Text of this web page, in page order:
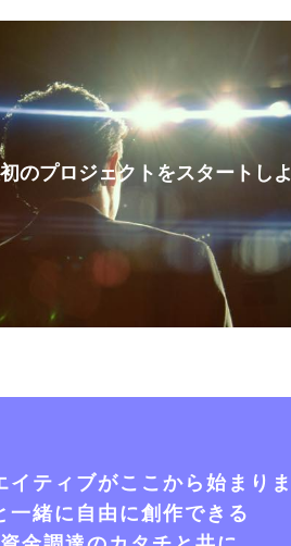
のプロジェクトをスタートし
イティブがここから始まり
一緒に自由に創作できる